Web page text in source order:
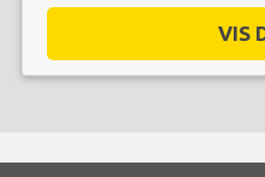
VIS